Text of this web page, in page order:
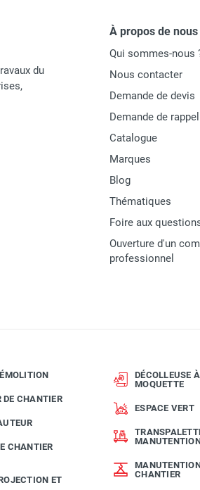
du
À propos de nous
Qui sommes-nous
Nous contacter
Demande de devis
Demande de rappel
Catalogue
Marques
Blog
Thématiques
Foire aux
Ouverture d'un
professionnel
DE CHANTIER
CHANTIER
ET
DÉCOLLEUSE
MOQUETTE
ESPACE VERT
CHANTIER